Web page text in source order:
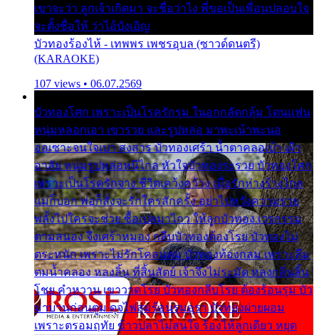
เขาจะว่า ลูกเจ้าเกิดมา จะชื่อว่าไง พี่ขอเป็นเพื่อนปลอบใจ
จะตั้งชื่อให้ ว่าไอ้บังเอิญ
บัวทองร้องไห้ - เทพพร เพชรอุบล (ซาวด์ดนตรี)
(KARAOKE)
107 views • 06.07.2569
บัวทองโศก เพราะเป็นโรครักรุม ในอกกลัดกลุ้ม โดนแฟน
หนุ่มหลอกเอา เขารวย และรูปหล่อ มาพะเน้าพะนอ
ออเซาะจนใจเบา สงสาร บัวทองเศร้า น้ำตาคลอเบ้า เฝ้า
อาลัย หนุ่มรูปหล่อหนีไกล หัวใจบัวทองระรวย บัวทองโศก
เพราะเป็นโรครักจาง ชีวิตเคว้งคว้าง เมื่อรักห่างร้างไกล
แม่ก็บอก พ่อก็สั่งจะรักใครสักครั้ง อย่าไปหวังความรวย
พลั้งไปใครจะช่วย ซื้อเปลมาไกว ให้ลูกบัวทอง เวรกรรม
ตามสนอง จึงเศร้าหมอง กลีบบัวทองต้องโรย บัวทองไม่
ตระหนัก เพราะไม่รักโคลนตม บัวทองท้องกลม เพราะลืม
ตมน้ำคลอง หลงลิ้น ที่สิ้นสัตย์ เจ้าจึงไม่ระมัด หลงกลิ่นลิ้น
โชย คำหวาน เขาวาดโรย บัวทองกลีบโรย ต้องร้อนรุม บัว
มาบานก่อนตูม ดุจไฟสุมร้อนรุมอุรา บัวทองผ่ายผอม
เพราะตรอมฤทัย ข้าวปลาไม่สนใจ ร้องไห้ลูกเดียว หยุด